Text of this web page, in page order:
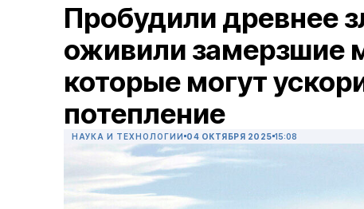
Пробудили древнее
оживили замерзшие
которые могут
потепление
НАУКА И ТЕХНОЛОГИИ 04 ОКТЯБРЯ 2025 15:08